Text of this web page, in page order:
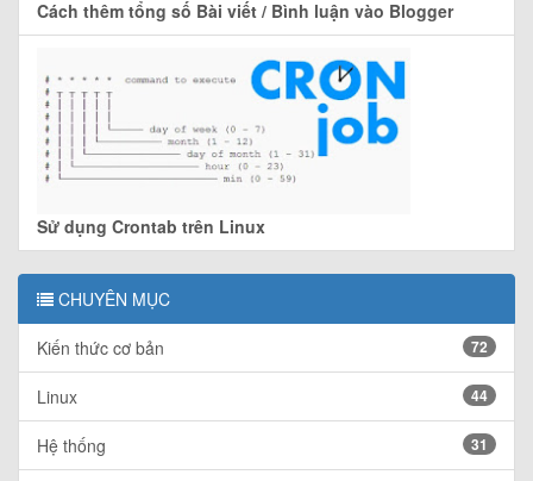
Cách thêm tổng số Bài viết / Bình luận vào Blogger
Sử dụng Crontab trên Linux
CHUYÊN MỤC
Kiến thức cơ bản 72
Linux 44
Hệ thống 31